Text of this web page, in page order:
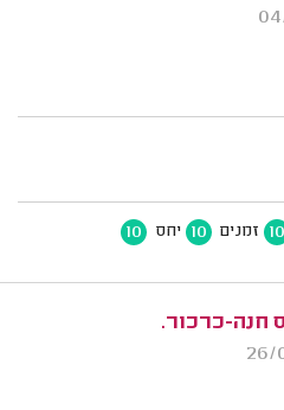
10 זמנים 10 יחס 10
חנה-כרכור.